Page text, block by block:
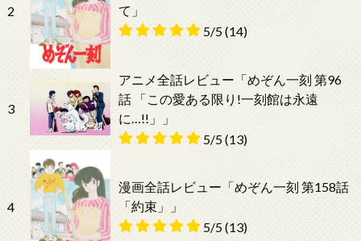
2
て」
5/5(14)
3
アニメ全話レビュー「めぞん一刻 第96
話 「この愛ある限り!一刻館は永遠
に…!!」」
5/5(13)
4
漫画全話レビュー「めぞん一刻 第158話
「約束」」
5/5(13)